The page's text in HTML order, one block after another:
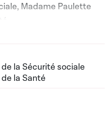
Madame Paulette
à afficher ou cacher tous les
la Sécurité sociale
la Santé